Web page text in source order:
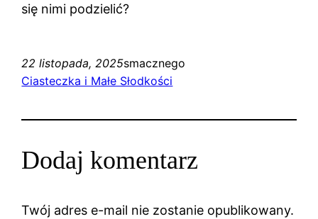
się nimi podzielić?
22 listopada, 2025smacznego
Ciasteczka i Małe Słodkości
Dodaj komentarz
Twój adres e-mail nie zostanie opublikowany.